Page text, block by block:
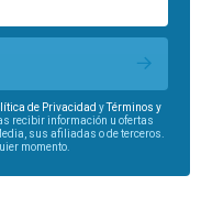
de Privacidad yTérminos y
recibir información u ofertas
sus afiliadas o de terceros.
momento.